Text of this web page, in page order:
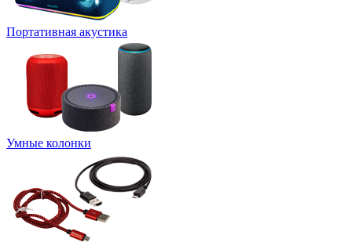
Портативная акустика
Умные колонки